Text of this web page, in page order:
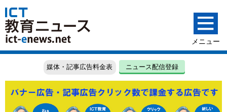
媒体・記事広告料金表 ニュース配信登録